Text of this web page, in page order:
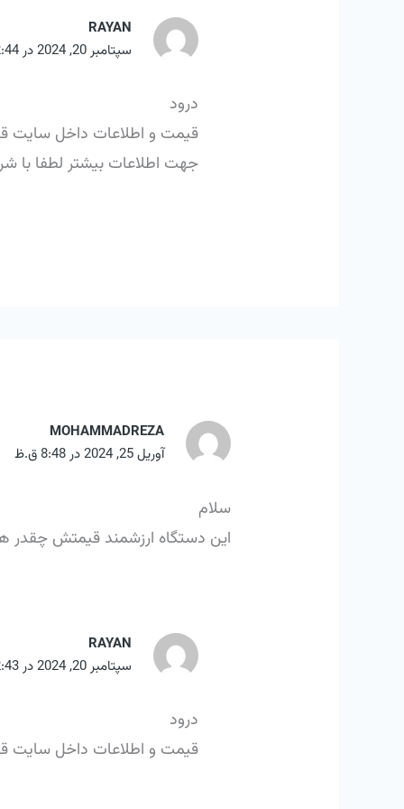
RAYAN
سپتامبر 20, 2024 در 2:44 ب.ظ
درود
قیمت و اطلاعات داخل سایت
جهت اطلاعات بیشتر لطفا با
MOHAMMADREZA
آوریل 25, 2024 در 8:48 ق.ظ
سلام
این دستگاه ارزشمند قیمتش
RAYAN
سپتامبر 20, 2024 در 2:43 ب.ظ
درود
قیمت و اطلاعات داخل سایت